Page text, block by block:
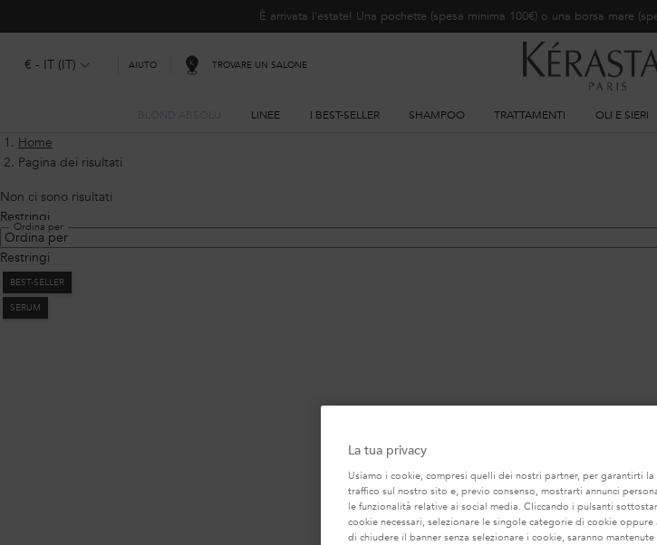
È arrivata l'estate! Una pochette (spesa minima 100€) o una borsa mare
€ - IT (IT) AIUTO TROVARE UN SALONE
LINEE I BEST-SELLER SHAMPOO TRATTAMENTI OLI E SIERI
Contenuto principale
Home
Pagina dei risultati
Non ci sono risultati
Restringi
Filtri
Ordina per
Restringi
Filtri
BEST-SELLER
SERUM
La tua privacy
Usiamo i cookie, compresi quelli dei nostri partner, per garantirti
traffico sul nostro sito e, previo consenso, mostrarti annunci
le funzionalità relative ai social media. Cliccando i pulsanti
cookie necessari, selezionare le singole categorie di cookie
di chiudere il banner senza selezionare i cookie, saranno